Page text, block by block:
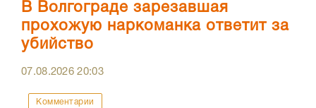
В Волгограде зарезавшая
прохожую наркоманка ответит за
убийство
07.08.202620:03
Комментарии